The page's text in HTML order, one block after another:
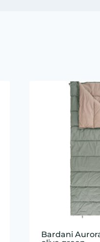
Bardani